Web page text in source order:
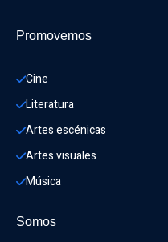
Promovemos
Cine
Literatura
Artes escénicas
Artes visuales
Música
Somos